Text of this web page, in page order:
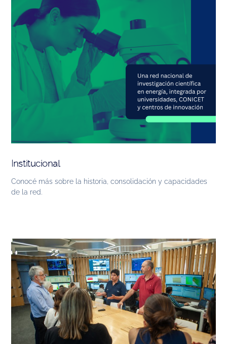
Institucional
Conocé más sobre la historia, consolidación y capacidades
de la red.